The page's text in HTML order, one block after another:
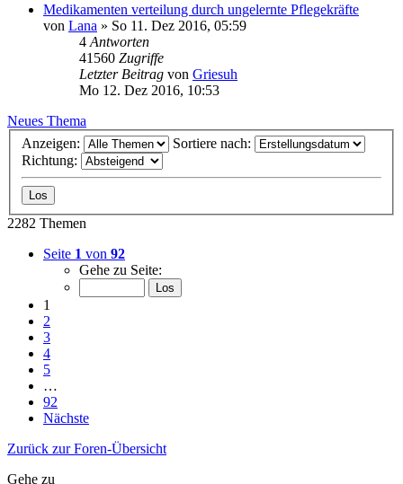
Medikamenten verteilung durch ungelernte Pflegekräfte
von Lana » So 11. Dez 2016, 05:59
4 Antworten
41560 Zugriffe
Letzter Beitrag von Griesuh
Mo 12. Dez 2016, 10:53
Neues Thema
Anzeigen:
Sortiere nach:
Richtung:
2282 Themen
Seite 1 von 92
Gehe zu Seite:
1
2
3
4
5
…
92
Nächste
Zurück zur Foren-Übersicht
Gehe zu